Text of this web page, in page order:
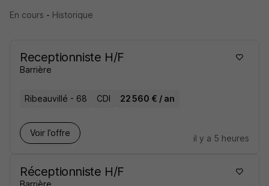
En cours - Historique
Receptionniste H/F
Barrière
Ribeauvillé - 68 CDI 22 560 € / an
Voir l’offre
il y a 5 heures
Réceptionniste H/F
Barrière